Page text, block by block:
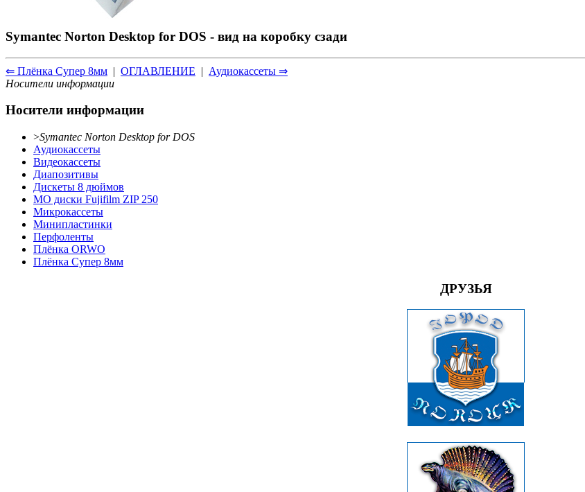
Symantec Norton Desktop for DOS - вид на коробку сзади
⇐ Плёнка Супер 8мм | ОГЛАВЛЕНИЕ | Аудиокассеты ⇒
Носители информации
Носители информации
>Symantec Norton Desktop for DOS
Аудиокассеты
Видеокассеты
Диапозитивы
Дискеты 8 дюймов
МО диски Fujifilm ZIP 250
Микрокассеты
Минипластинки
Перфоленты
Плёнка ORWO
Плёнка Супер 8мм
ДРУЗЬЯ